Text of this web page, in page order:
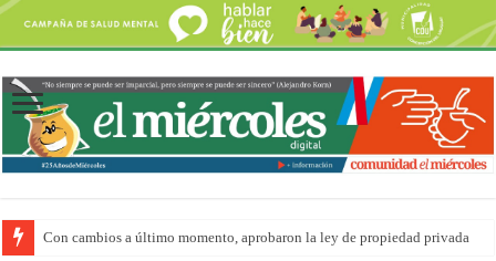
Con cambios a último momento, aprobaron la ley de propiedad privada
Del viernes 7 al domingo 9 de agosto: la agenda ¿A dónde ir? para este